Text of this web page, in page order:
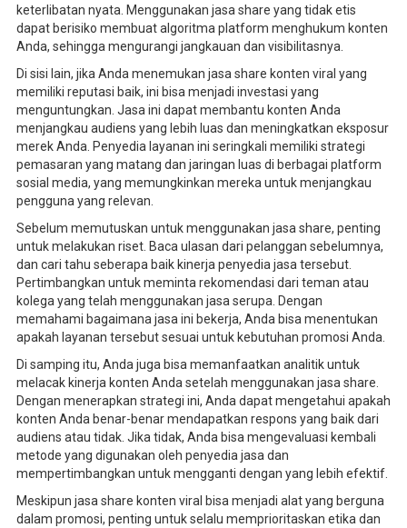
keterlibatan nyata. Menggunakan jasa share yang tidak etis
dapat berisiko membuat algoritma platform menghukum konten
Anda, sehingga mengurangi jangkauan dan visibilitasnya.
Di sisi lain, jika Anda menemukan jasa share konten viral yang
memiliki reputasi baik, ini bisa menjadi investasi yang
menguntungkan. Jasa ini dapat membantu konten Anda
menjangkau audiens yang lebih luas dan meningkatkan eksposur
merek Anda. Penyedia layanan ini seringkali memiliki strategi
pemasaran yang matang dan jaringan luas di berbagai platform
sosial media, yang memungkinkan mereka untuk menjangkau
pengguna yang relevan.
Sebelum memutuskan untuk menggunakan jasa share, penting
untuk melakukan riset. Baca ulasan dari pelanggan sebelumnya,
dan cari tahu seberapa baik kinerja penyedia jasa tersebut.
Pertimbangkan untuk meminta rekomendasi dari teman atau
kolega yang telah menggunakan jasa serupa. Dengan
memahami bagaimana jasa ini bekerja, Anda bisa menentukan
apakah layanan tersebut sesuai untuk kebutuhan promosi Anda.
Di samping itu, Anda juga bisa memanfaatkan analitik untuk
melacak kinerja konten Anda setelah menggunakan jasa share.
Dengan menerapkan strategi ini, Anda dapat mengetahui apakah
konten Anda benar-benar mendapatkan respons yang baik dari
audiens atau tidak. Jika tidak, Anda bisa mengevaluasi kembali
metode yang digunakan oleh penyedia jasa dan
mempertimbangkan untuk mengganti dengan yang lebih efektif.
Meskipun jasa share konten viral bisa menjadi alat yang berguna
dalam promosi, penting untuk selalu memprioritaskan etika dan